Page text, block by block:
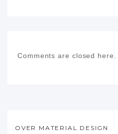
Comments are closed here.
OVER MATERIAL DESIGN